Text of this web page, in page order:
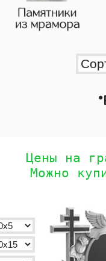
•
Цены на
Можно